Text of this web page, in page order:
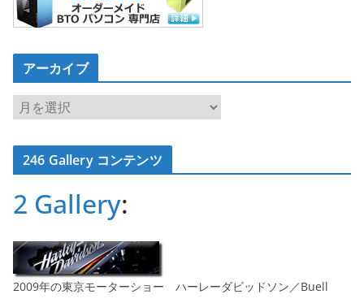
アーカイブ
ア
ー
カ
イ246 Gallery コンテンツ
2 Gallery:
2009年の東京モーターショー ハーレーダビッドソン／Buell